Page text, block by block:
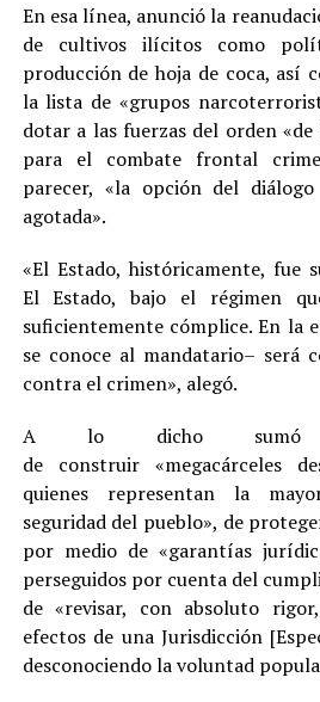
En esa línea, anunció la
de cultivos ilícitos como
producción de hoja de coca, así
la lista de «grupos
dotar a las fuerzas del orden
para el combate frontal
parecer, «la opción del
agotada».
«El Estado, históricamente, fue
El Estado, bajo el régimen
suficientemente cómplice. En la
se conoce al mandatario– será
contra el crimen», alegó.
A lo dicho sumó
de construir «megacárceles
quienes representan la
seguridad del pueblo», de
por medio de «garantías
perseguidos por cuenta del
de «revisar, con absoluto
efectos de una Jurisdicción
desconociendo la voluntad